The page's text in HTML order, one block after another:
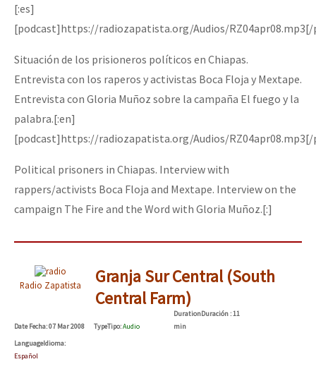
[:es]
[podcast]https://radiozapatista.org/Audios/
Situación de los prisioneros políticos en Chiapas.
Entrevista con los raperos y activistas Boca Floja y Mextape.
Entrevista con Gloria Muñoz sobre la campaña El fuego y la
palabra.[:en]
[podcast]https://radiozapatista.org/Audios/
Political prisoners in Chiapas. Interview with
rappers/activists Boca Floja and Mextape. Interview on the
campaign The Fire and the Word with Gloria Muñoz.[:]
Radio Zapatista
Granja Sur Central (South
Central Farm)
DateFecha: 07 Mar 2008 TypeTipo:Audio
DurationDuración: 11
min
LanguageIdioma:
Español